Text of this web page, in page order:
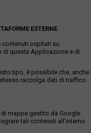
ESTERNE
contenuti ospitati su
di questa Applicazione e di
tipo, è possibile che, anche
raccolga dati di traffico
mappe gestito da Google
tali contenuti all'interno